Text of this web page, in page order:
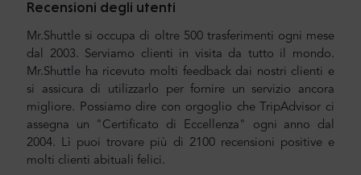
Recensioni degli utenti
Mr.Shuttle si occupa di oltre 500 trasferimenti ogni mese
dal 2003. Serviamo clienti in visita da tutto il mondo.
Mr.Shuttle ha ricevuto molti feedback dai nostri clienti e
si assicura di utilizzarlo per fornire un servizio ancora
migliore. Possiamo dire con orgoglio che TripAdvisor ci
assegna un "Certificato di Eccellenza" ogni anno dal
2004. Lì puoi trovare più di 2100 recensioni positive e
molti clienti abituali felici.